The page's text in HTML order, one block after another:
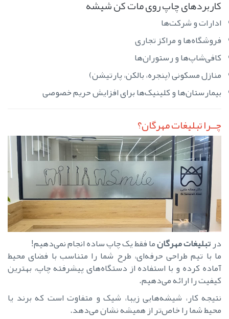
کاربردهای چاپ روی مات کن شیشه
ادارات و شرکت‌ها
فروشگاه‌ها و مراکز تجاری
کافی‌شاپ‌ها و رستوران‌ها
منازل مسکونی (پنجره، بالکن، پارتیشن)
بیمارستان‌ها و کلینیک‌ها برای افزایش حریم خصوصی
چــرا تبلیغات مهرگان؟
درتبلیغات مهرگانما فقط یک چاپ ساده انجام نمی‌دهیم!
ما با تیم طراحی حرفه‌ای، طرح شما را متناسب با فضای محیط
آماده کرده و با استفاده از دستگاه‌های پیشرفته چاپ، بهترین
کیفیت را ارائه می‌دهیم.
نتیجه کار، شیشه‌هایی زیبا، شیک و متفاوت است که برند یا
محیط شما را خاص‌تر از همیشه نشان می‌دهد.